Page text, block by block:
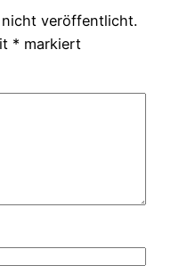
veröffentlicht.
* markiert